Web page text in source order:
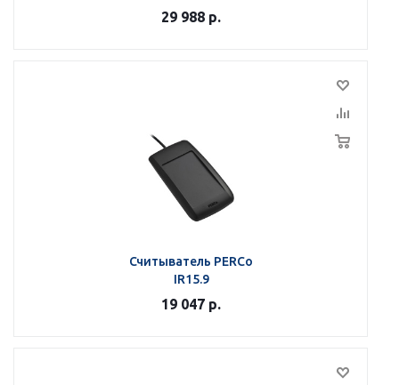
29 988 р.
Считыватель PERCo
IR15.9
19 047 р.